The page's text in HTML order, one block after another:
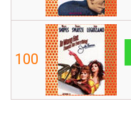
100